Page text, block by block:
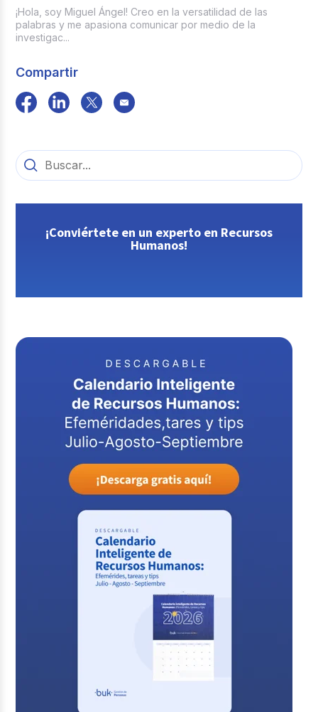
¡Hola, soy Miguel Ángel! Creo en la versatilidad de las
palabras y me apasiona comunicar por medio de la
investigac...
Compartir
¡Conviértete en un experto en Recursos
Humanos!